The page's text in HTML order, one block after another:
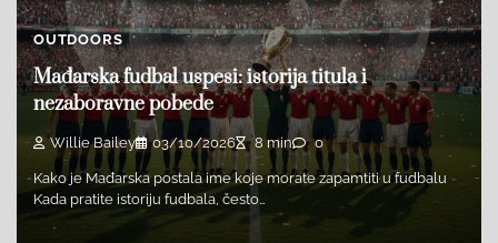
OUTDOORS
Mađarska fudbal uspesi: istorija titula i
nezaboravne pobede
Willie Bailey 03/10/2026 8 min 0
Kako je Mađarska postala ime koje morate zapamtiti u fudbalu
Kada pratite istoriju fudbala, često…